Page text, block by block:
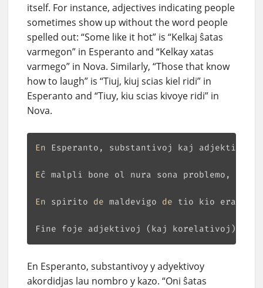
itself. For instance, adjectives indicating people
sometimes show up without the word people
spelled out: “Some like it hot” is “Kelkaj ŝatas
varmegon” in Esperanto and “Kelkay xatas
varmego” in Nova. Similarly, “Those that know
how to laugh” is “Tiuj, kiuj scias kiel ridi” in
Esperanto and “Tiuy, kiu scias kivoye ridi” in
Nova.
En Esperanto, substantivoj kaj adjektivoj
Eĉ malpli bone ol nura sona problemo,
En spirito de maldevigo de tio kio
Fine foje adjektivoj (kaj korelativoj)
En Esperanto, substantivoy y adyektivoy
akordidjas lau nombro y kazo. “Oni ŝatas